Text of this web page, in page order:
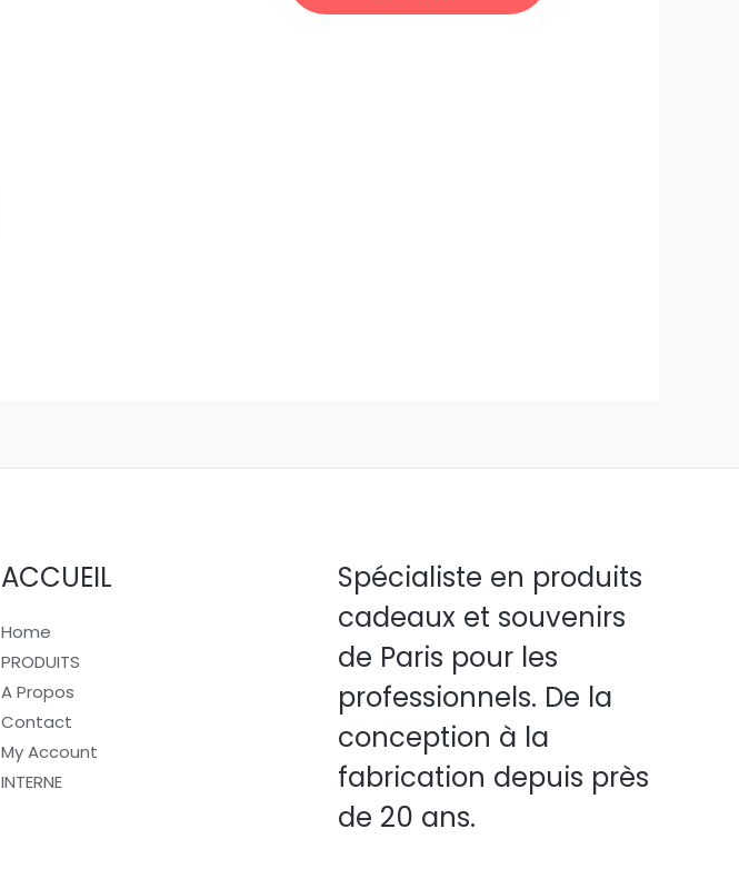
ACCUEIL
Home
PRODUITS
A Propos
Contact
My Account
INTERNE
Spécialiste en produits
cadeaux et souvenirs
de Paris pour les
professionnels. De la
conception à la
fabrication depuis près
de 20 ans.